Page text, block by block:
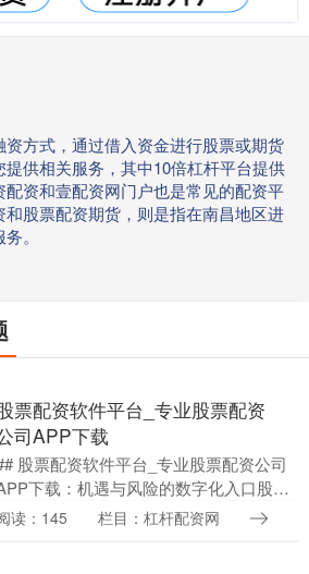
方式，通过借入资金进行股票或期货
供相关服务，其中10倍杠杆平台提供
资和壹配资网门户也是常见的配资平
股票配资期货，则是指在南昌地区进
。
票配资软件平台_专业股票配资
司APP下载
股票配资软件平台_专业股票配资公司
下载：机遇与风险的数字化入口股票
业配资 在当今快节奏的股市中，“股票
读：145 栏目：杠杆配资网